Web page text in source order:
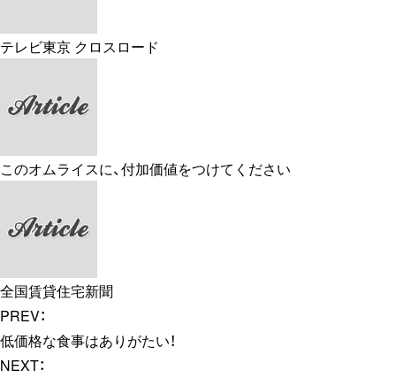
テレビ東京 クロスロード
このオムライスに、付加価値をつけてください
全国賃貸住宅新聞
PREV：
低価格な食事はありがたい！
NEXT：